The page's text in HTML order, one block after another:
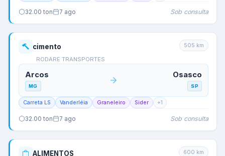
32.00 ton 7 ago Sob consulta
cimento
RODARE TRANSPORTES
505 km
Arcos
MG
Osasco
SP
Carreta LS Vanderléia Graneleiro Sider +1
32.00 ton 7 ago Sob consulta
ALIMENTOS 600 km